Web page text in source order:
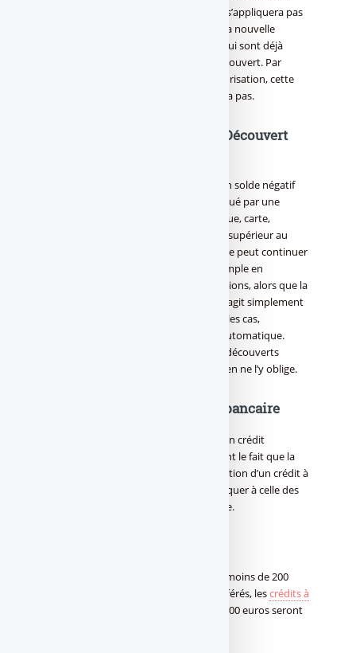
sont pas concernées. La législation ne s’appliquera pas
tout de suite et pas à tout le monde. La nouvelle
mesure ne concernera pas les clients qui sont déjà
bénéficiaires d’une autorisation de découvert. Par
conséquent si vous avez déjà une autorisation, cette
nouvelle législation ne vous concernera pas.
Autorisation de découvert / Découvert
Le découvert bancaire correspond à un solde négatif
ou "débiteur" du compte. Il est provoqué par une
opération de paiement du client (chèque, carte,
prélèvement, virement) d’un montant supérieur au
solde disponible. Dans ce cas, la banque peut continuer
à faire fonctionner ce compte, par exemple en
autorisant le paiement d’autres opérations, alors que la
provision n’est pas suffisante. Mais il s’agit simplement
d’une tolérance ponctuelle. Dans tous les cas,
l’autorisation de découvert n’est pas automatique.
Votre banque peut accepter de petits découverts
occasionnels non contractuels, mais rien ne l’y oblige.
Découvert bancaire = crédit bancaire
Le découvert bancaire a toujours été un crédit
bancaire. Ce qui change est uniquement le fait que la
réglementation concernant la souscription d’un crédit à
la consommation va désormais s’appliquer à celle des
découverts, ce qui est toutefois logique.
Les publicités pour les mini-crédits de moins de 200
euros, les paiements fractionnés et différés, lescrédits à
entre 75.000 et 100.000 euros seront